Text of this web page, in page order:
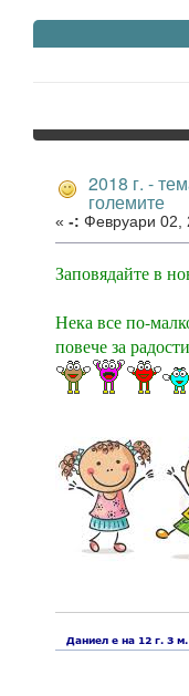
2018 г. -
големите
« -: Февруари 02,
Заповядайте в
Нека все по-
повече за